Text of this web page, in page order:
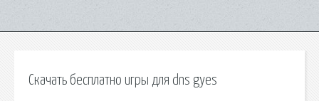
Скачать бесплатно игры для dns gyes